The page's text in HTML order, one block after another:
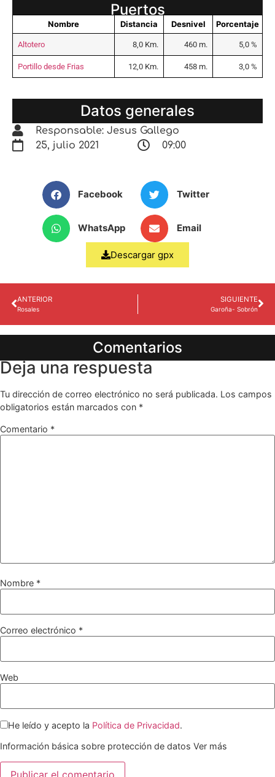
Puertos
Nombre Distancia Desnivel Porcentaje
Altotero 8,0 Km. 460 m. 5,0 %
Portillo desde Frias 12,0 Km. 458 m. 3,0 %
Datos generales
Responsable: Jesus Gallego
25, julio 2021
09:00
Facebook Twitter
WhatsApp Email
Descargar gpx
ANTERIOR
Rosales
SIGUIENTE
Garoña- Sobrón
Comentarios
Deja una respuesta
Tu dirección de correo electrónico no será publicada. Los campos
obligatorios están marcados con *
Comentario *
Nombre *
Correo electrónico *
Web
He leído y acepto la Política de Privacidad.
Información básica sobre protección de datos Ver más